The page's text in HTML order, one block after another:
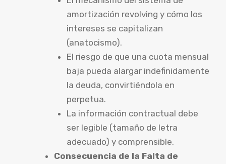
amortización revolving y cómo los
intereses se capitalizan
(anatocismo).
El riesgo de que una cuota mensual
baja pueda alargar indefinidamente
la deuda, convirtiéndola en
perpetua.
La información contractual debe
ser legible (tamaño de letra
adecuado) y comprensible.
Consecuencia de la Falta de